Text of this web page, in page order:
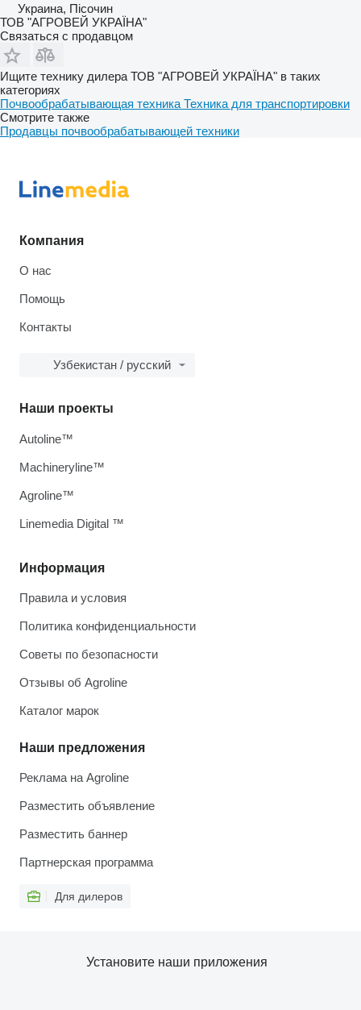
Украина, Пісочин
ТОВ "АГРОВЕЙ УКРАЇНА"
Связаться с продавцом
Ищите технику дилера ТОВ "АГРОВЕЙ УКРАЇНА" в таких
категориях
Почвообрабатывающая техника Техника для транспортировки
Смотрите также
Продавцы почвообрабатывающей техники
Компания
О нас
Помощь
Контакты
Узбекистан / русский
Информация
Правила и условия
Политика конфиденциальности
Советы по безопасности
Отзывы об Agroline
Каталог марок
Наши предложения
Реклама на Agroline
Разместить объявление
Разместить баннер
Партнерская программа
Для дилеров
Наши проекты
Autoline™
Machineryline™
Agroline™
Linemedia Digital ™
Установите наши приложения